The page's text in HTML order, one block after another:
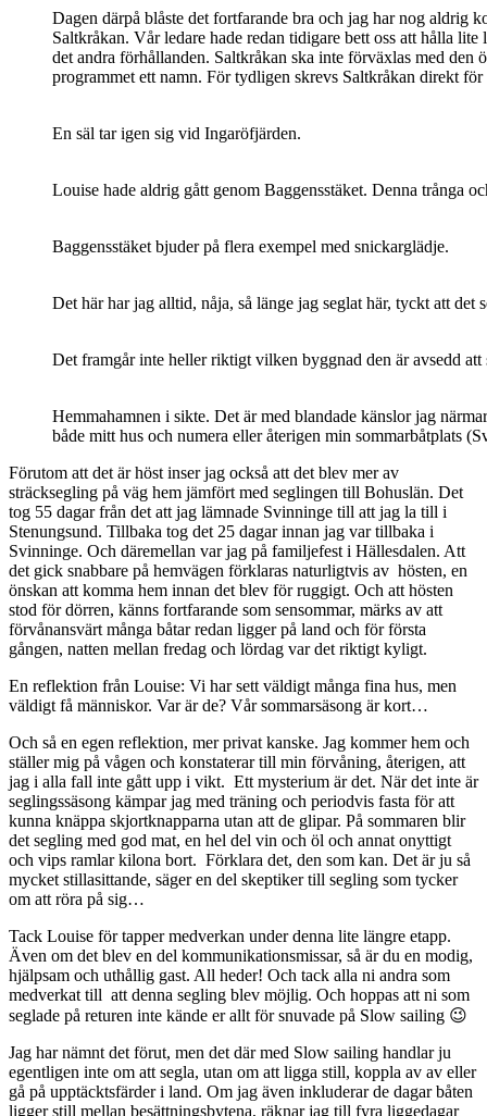
Dagen därpå blåste det fortfarande bra och jag har nog aldrig
Saltkråkan. Vår ledare hade redan tidigare bett oss att hålla
det andra förhållanden. Saltkråkan ska inte förväxlas med
programmet ett namn. För tydligen skrevs Saltkråkan direkt
En säl tar igen sig vid Ingaröfjärden.
Louise hade aldrig gått genom Baggensstäket. Denna trånga
Baggensstäket bjuder på flera exempel med snickarglädje.
Det här har jag alltid, nåja, så länge jag seglat här, tyckt att
Det framgår inte heller riktigt vilken byggnad den är avsedd att
Hemmahamnen i sikte. Det är med blandade känslor jag
både mitt hus och numera eller återigen min sommarbåtplats
Förutom att det är höst inser jag också att det blev mer av
sträcksegling på väg hem jämfört med seglingen till Bohuslän. Det
tog 55 dagar från det att jag lämnade Svinninge till att jag la till i
Stenungsund. Tillbaka tog det 25 dagar innan jag var tillbaka i
Svinninge. Och däremellan var jag på familjefest i Hällesdalen. Att
det gick snabbare på hemvägen förklaras naturligtvis av hösten, en
önskan att komma hem innan det blev för ruggigt. Och att hösten
stod för dörren, känns fortfarande som sensommar, märks av att
förvånansvärt många båtar redan ligger på land och för första
gången, natten mellan fredag och lördag var det riktigt kyligt.
En reflektion från Louise: Vi har sett väldigt många fina hus, men
väldigt få människor. Var är de? Vår sommarsäsong är kort…
Och så en egen reflektion, mer privat kanske. Jag kommer hem och
ställer mig på vågen och konstaterar till min förvåning, återigen, att
jag i alla fall inte gått upp i vikt. Ett mysterium är det. När det inte är
seglingssäsong kämpar jag med träning och periodvis fasta för att
kunna knäppa skjortknapparna utan att de glipar. På sommaren blir
det segling med god mat, en hel del vin och öl och annat onyttigt
och vips ramlar kilona bort. Förklara det, den som kan. Det är ju så
mycket stillasittande, säger en del skeptiker till segling som tycker
om att röra på sig…
Tack Louise för tapper medverkan under denna lite längre etapp.
Även om det blev en del kommunikationsmissar, så är du en modig,
hjälpsam och uthållig gast. All heder! Och tack alla ni andra som
medverkat till att denna segling blev möjlig. Och hoppas att ni som
seglade på returen inte kände er allt för snuvade på Slow sailing 😉
Jag har nämnt det förut, men det där med Slow sailing handlar ju
egentligen inte om att segla, utan om att ligga still, koppla av av eller
gå på upptäcktsfärder i land. Om jag även inkluderar de dagar båten
ligger still mellan besättningsbytena, räknar jag till fyra liggedagar